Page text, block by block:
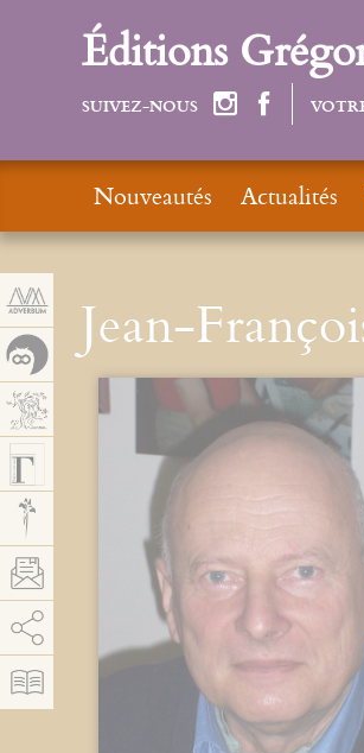
Jean-
Éditions
SUIVEZ-NOUS
Nouveautés Actualités
AddThis est désactivé. Autoriser
Panneau de gestion des